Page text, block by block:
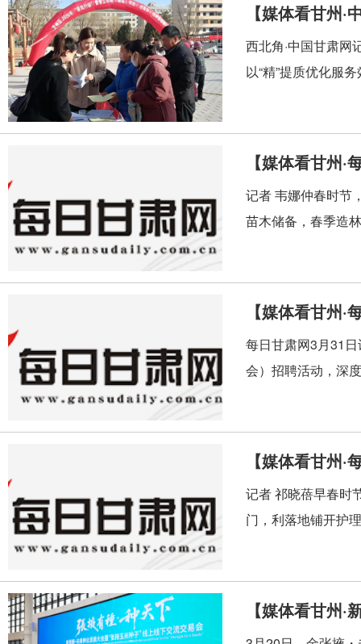
【媒体看甘州
西北角·中国甘肃网
以“精”提质优化服
【媒体看甘州
记者 韦娜仲春时节
苗木储备，春季造
每日甘肃网3月31
会）招聘活动，深
记者 祁晓蓓早春时
门，利落地铺开护
【媒体看甘州